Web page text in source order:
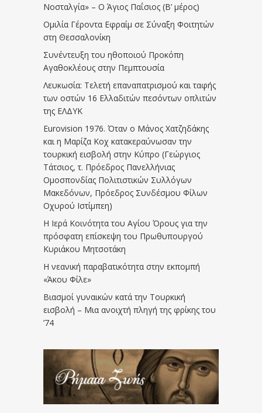
Νοσταλγία» – Ο Άγιος Παΐσιος (Β’ μέρος)
Ομιλία Γέροντα Εφραίμ σε Σύναξη Φοιτητών
στη Θεσσαλονίκη
Συνέντευξη του ηθοποιού Προκόπη
Αγαθοκλέους στην Πεμπτουσία
Λευκωσία: Τελετή επαναπατρισμού και ταφής
των οστών 16 Ελλαδιτών πεσόντων οπλιτών
της ΕΛΔΥΚ
Eurovision 1976. Όταν ο Μάνος Χατζηδάκης
και η Μαρίζα Κοχ κατακεραύνωσαν την
τουρκική εισβολή στην Κύπρο (Γεώργιος
Τάτσιος, τ. Πρόεδρος Πανελλήνιας
Ομοσπονδίας Πολιτιστικών Συλλόγων
Μακεδόνων, Πρόεδρος Συνδέσμου Φίλων
Οχυρού Ιστίμπεη)
Η Ιερά Κοινότητα του Αγίου Όρους για την
πρόσφατη επίσκεψη του Πρωθυπουργού
Κυριάκου Μητσοτάκη
Η νεανική παραβατικότητα στην εκπομπή
«Άκου Φίλε»
Βιασμοί γυναικών κατά την Τουρκική
εισβολή – Μια ανοιχτή πληγή της φρίκης του
’74